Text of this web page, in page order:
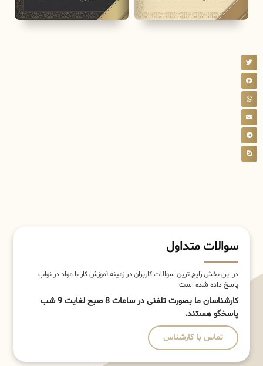
سوالات متداول
در این بخش رایج ترین سوالات کاربران در زمینه آموزش کار با مواد در نواب
پاسخ داده شده است
کارشناسان ما بصورت تلفنی در ساعات 8 صبح لغایت 9 شب
پاسخگو هستند.
تماس با کارشناس